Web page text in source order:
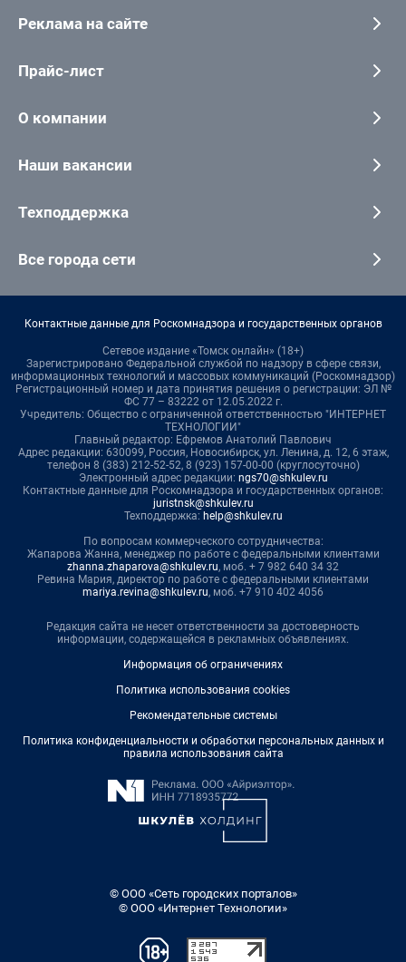
Реклама на сайте
Прайс-лист
О компании
Наши вакансии
Техподдержка
Все города сети
Контактные данные для Роскомнадзора и государственных органов
Сетевое издание «Томск онлайн» (18+)
Зарегистрировано Федеральной службой по надзору в сфере связи,
информационных технологий и массовых коммуникаций (Роскомнадзор)
Регистрационный номер и дата принятия решения о регистрации: ЭЛ №
ФС 77 – 83222 от 12.05.2022 г.
Учредитель: Общество с ограниченной ответственностью "ИНТЕРНЕТ
ТЕХНОЛОГИИ"
Главный редактор: Ефремов Анатолий Павлович
Адрес редакции: 630099, Россия, Новосибирск, ул. Ленина, д. 12, 6 этаж,
телефон 8 (383) 212-52-52, 8 (923) 157-00-00 (круглосуточно)
Электронный адрес редакции: ngs70@shkulev.ru
Контактные данные для Роскомнадзора и государственных органов:
juristnsk@shkulev.ru
Техподдержка: help@shkulev.ru
По вопросам коммерческого сотрудничества:
Жапарова Жанна, менеджер по работе с федеральными клиентами
zhanna.zhaparova@shkulev.ru, моб. + 7 982 640 34 32
Ревина Мария, директор по работе с федеральными клиентами
mariya.revina@shkulev.ru, моб. +7 910 402 4056
Редакция сайта не несет ответственности за достоверность
информации, содержащейся в рекламных объявлениях.
Информация об ограничениях
Политика использования cookies
Рекомендательные системы
Политика конфиденциальности и обработки персональных данных и
правила использования сайта
© ООО «Сеть городских порталов»
© ООО «Интернет Технологии»